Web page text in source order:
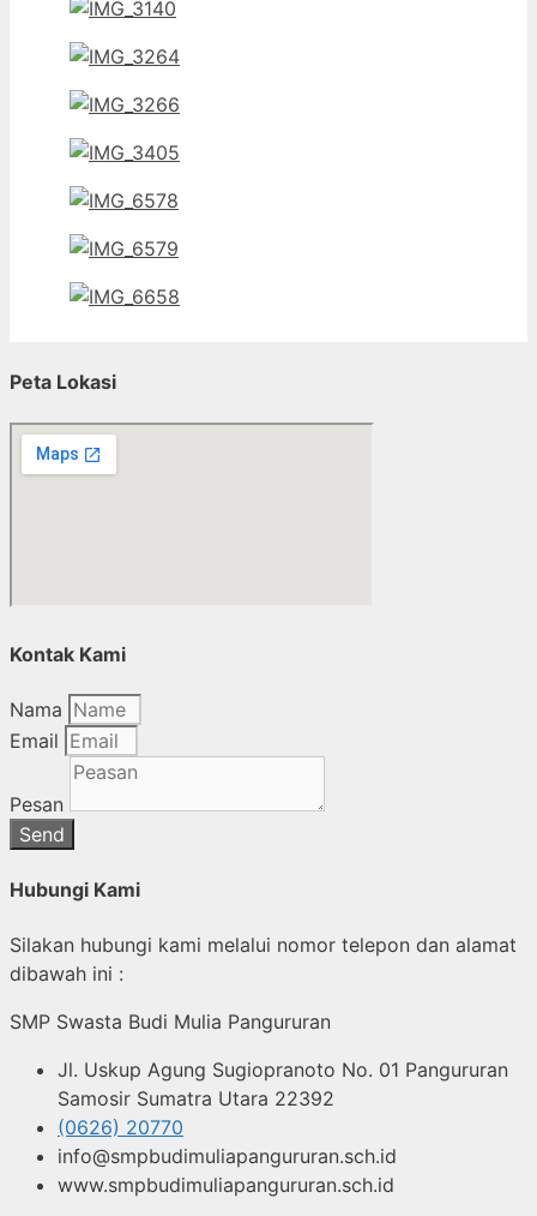
Peta Lokasi
Kontak Kami
Nama
Email
Pesan
Send
Hubungi Kami
Silakan hubungi kami melalui nomor telepon dan alamat
dibawah ini :
SMP Swasta Budi Mulia Pangururan
Jl. Uskup Agung Sugiopranoto No. 01 Pangururan
Samosir Sumatra Utara 22392
(0626) 20770
info@smpbudimuliapangururan.sch.id
www.smpbudimuliapangururan.sch.id